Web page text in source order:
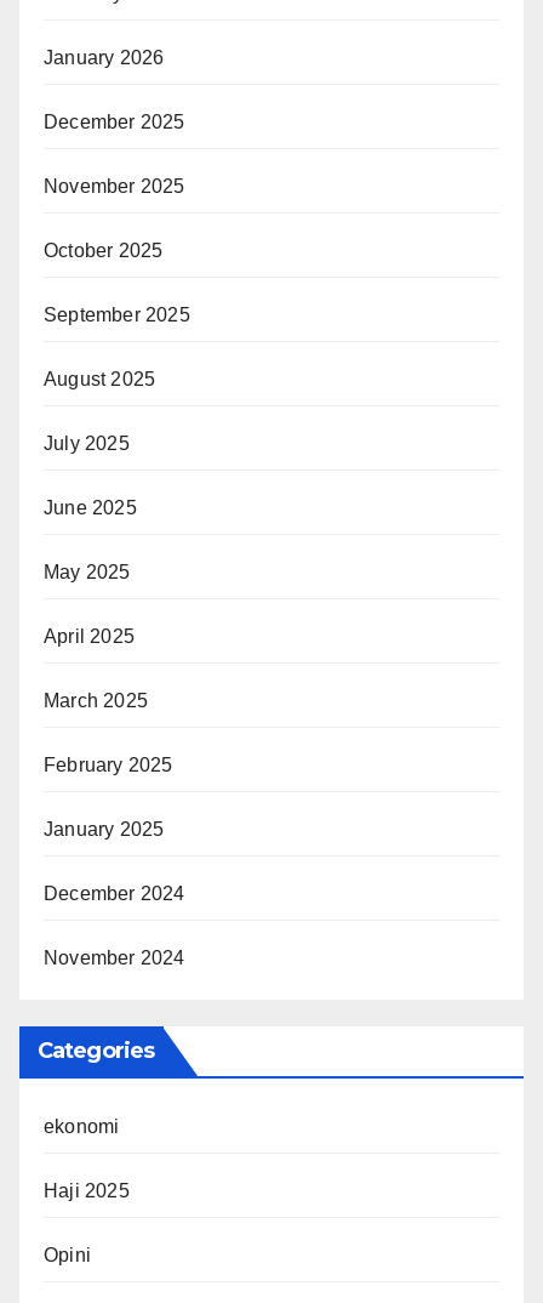
January 2026
December 2025
November 2025
October 2025
September 2025
August 2025
July 2025
June 2025
May 2025
April 2025
March 2025
February 2025
January 2025
December 2024
November 2024
Categories
ekonomi
Haji 2025
Opini